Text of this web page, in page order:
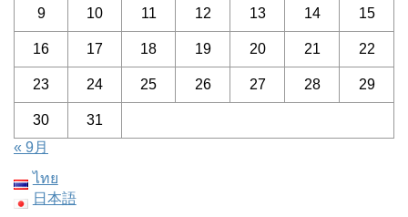
9 10 11 12 13 14 15
16 17 18 19 20 21 22
23 24 25 26 27 28 29
30
31
« 9月
ไทย
日本語